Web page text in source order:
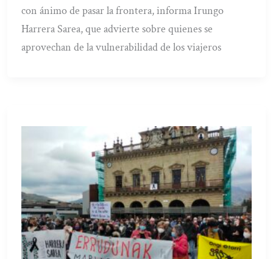
con ánimo de pasar la frontera, informa Irungo
Harrera Sarea, que advierte sobre quienes se
aprovechan de la vulnerabilidad de los viajeros